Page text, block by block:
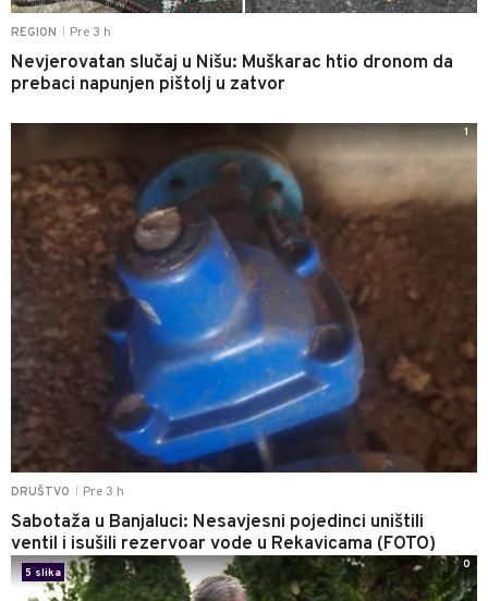
REGION Pre 3 h
Nevjerovatan slučaj u Nišu: Muškarac htio dronom da
prebaci napunjen pištolj u zatvor
DRUŠTVO Pre 3 h
Sabotaža u Banjaluci: Nesavjesni pojedinci uništili
ventil i isušili rezervoar vode u Rekavicama (FOTO)
1
5 slika
0